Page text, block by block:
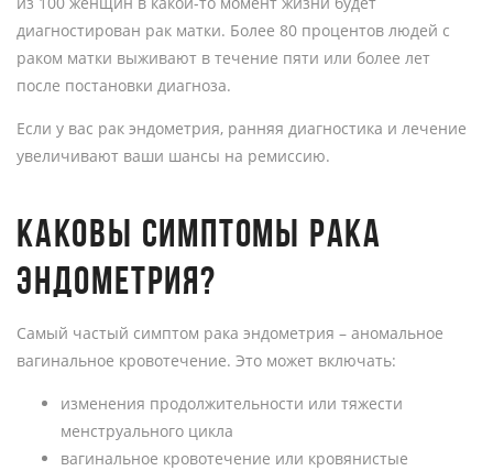
диагностирован рак матки. Более 80 процентов людей с
раком матки выживают в течение пяти или более лет
после постановки диагноза.
Если у вас рак эндометрия, ранняя диагностика и лечение
увеличивают ваши шансы на ремиссию.
КАКОВЫ СИМПТОМЫ РАКА
ЭНДОМЕТРИЯ?
Самый частый симптом рака эндометрия – аномальное
вагинальное кровотечение. Это может включать:
изменения продолжительности или тяжести
менструального цикла
вагинальное кровотечение или кровянистые